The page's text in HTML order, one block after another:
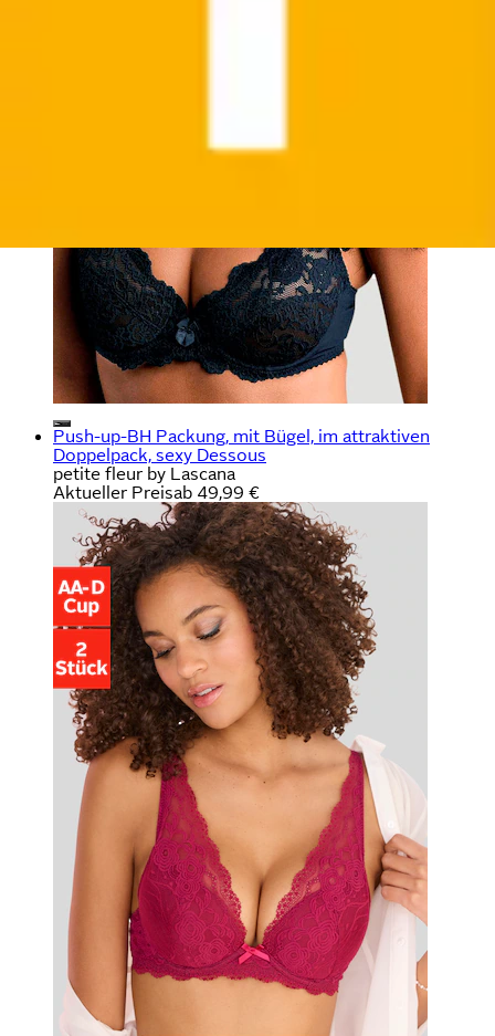
Push-up-BH Packung, mit Bügel, im attraktiven
Doppelpack, sexy Dessous
petite fleur by Lascana
Aktueller Preisab 49,99 €